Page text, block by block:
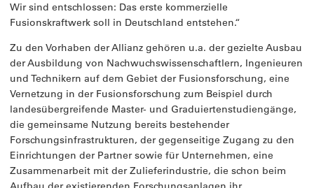
Wir sind entschlossen: Das erste kommerzielle
Fusionskraftwerk soll in Deutschland entstehen.“
Zu den Vorhaben der Allianz gehören u.a. der gezielte Ausbau
der Ausbildung von Nachwuchswissenschaftlern, Ingenieuren
und Technikern auf dem Gebiet der Fusionsforschung, eine
Vernetzung in der Fusionsforschung zum Beispiel durch
landesübergreifende Master- und Graduiertenstudiengänge,
die gemeinsame Nutzung bereits bestehender
Forschungsinfrastrukturen, der gegenseitige Zugang zu den
Einrichtungen der Partner sowie für Unternehmen, eine
Zusammenarbeit mit der Zulieferindustrie, die schon beim